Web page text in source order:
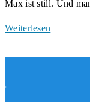
Max ist still. Und
Weiterlesen
Freund